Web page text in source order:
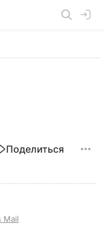
Поделиться
Mail